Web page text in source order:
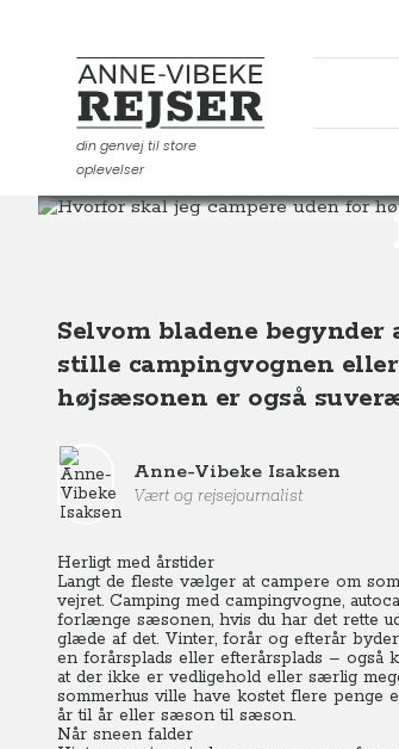
Anne-Vibeke Rejser
din genvej til store
oplevelser
Rejsetips
Selvom bladene
stille campingvognen
højsæsonen er også
Anne-Vibeke Isaksen
Vært og rejsejournalist
Herligt med årstider
Langt de fleste vælger at campere om
vejret. Camping med campingvogne,
forlænge sæsonen, hvis du har det rette
glæde af det. Vinter, forår og efterår
en forårsplads eller efterårsplads – også
at der ikke er vedligehold eller særlig
sommerhus ville have kostet flere penge
år til år eller sæson til sæson.
Når sneen falder